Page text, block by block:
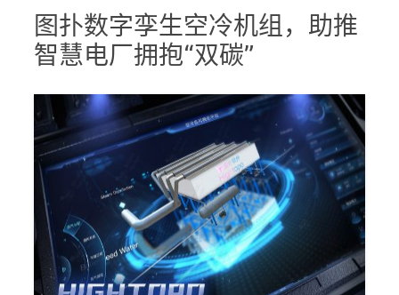
图扑数字孪生空冷机组，助推
智慧电厂拥抱“双碳”